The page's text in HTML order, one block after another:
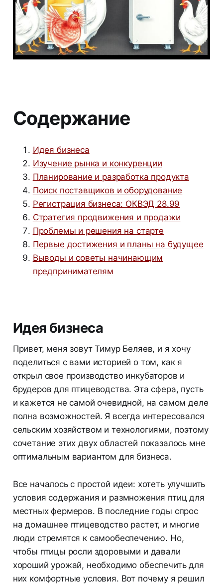
Содержание
Идея бизнеса
Изучение рынка и конкуренции
Планирование и разработка продукта
Поиск поставщиков и оборудование
Регистрация бизнеса: ОКВЭД 28.99
Стратегия продвижения и продажи
Проблемы и решения на старте
Первые достижения и планы на будущее
Выводы и советы начинающим
предпринимателям
Идея бизнеса
Привет, меня зовут Тимур Беляев, и я хочу
поделиться с вами историей о том, как я
открыл свое производство инкубаторов и
брудеров для птицеводства. Эта сфера, пусть
и кажется не самой очевидной, на самом деле
полна возможностей. Я всегда интересовался
сельским хозяйством и технологиями, поэтому
сочетание этих двух областей показалось мне
оптимальным вариантом для бизнеса.
Все началось с простой идеи: хотеть улучшить
условия содержания и размножения птиц для
местных фермеров. В последние годы спрос
на домашнее птицеводство растет, и многие
люди стремятся к самообеспечению. Но,
чтобы птицы росли здоровыми и давали
хороший урожай, необходимо обеспечить для
них комфортные условия. Вот почему я решил